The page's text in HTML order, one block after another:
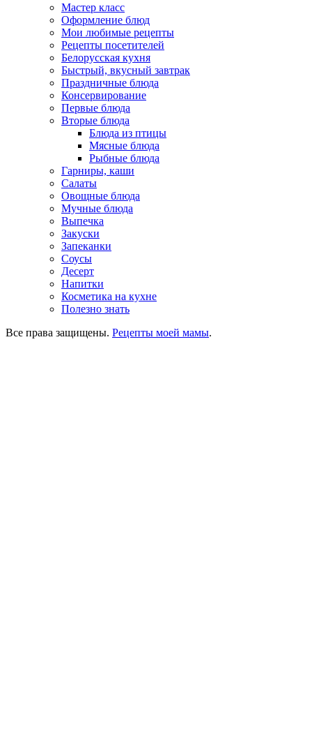
Мастер класс
Оформление блюд
Мои любимые рецепты
Рецепты посетителей
Белорусская кухня
Быстрый, вкусный завтрак
Праздничные блюда
Консервирование
Первые блюда
Вторые блюда
Блюда из птицы
Мясные блюда
Рыбные блюда
Гарниры, каши
Салаты
Овощные блюда
Мучные блюда
Выпечка
Закуски
Запеканки
Соусы
Десерт
Напитки
Косметика на кухне
Полезно знать
Все права защищены. Рецепты моей мамы.